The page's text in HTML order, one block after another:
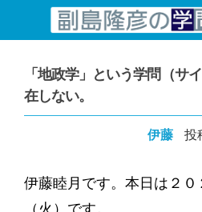
コンテンツへスキップ
「地政学」という学問（サ
在しない。
伊藤 投
伊藤睦月です。本日は２０